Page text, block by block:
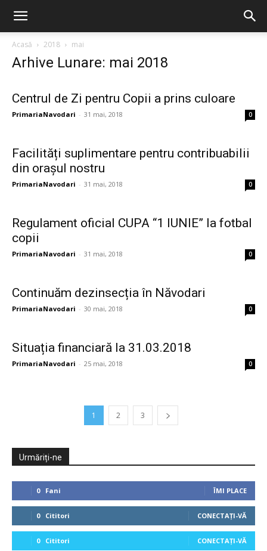
Acasă 2018 mai
Arhive Lunare: mai 2018
Centrul de Zi pentru Copii a prins culoare
PrimariaNavodari - 31 mai, 2018 0
Facilități suplimentare pentru contribuabilii
din orașul nostru
PrimariaNavodari - 31 mai, 2018 0
Regulament oficial CUPA “1 IUNIE” la fotbal
copii
PrimariaNavodari - 31 mai, 2018 0
Continuăm dezinsecția în Năvodari
PrimariaNavodari - 30 mai, 2018 0
Situația financiară la 31.03.2018
PrimariaNavodari - 25 mai, 2018 0
1 2 3
Urmăriți-ne
0 Fani ÎMI PLACE
0 Cititori CONECTAȚI-VĂ
0 Cititori CONECTAȚI-VĂ